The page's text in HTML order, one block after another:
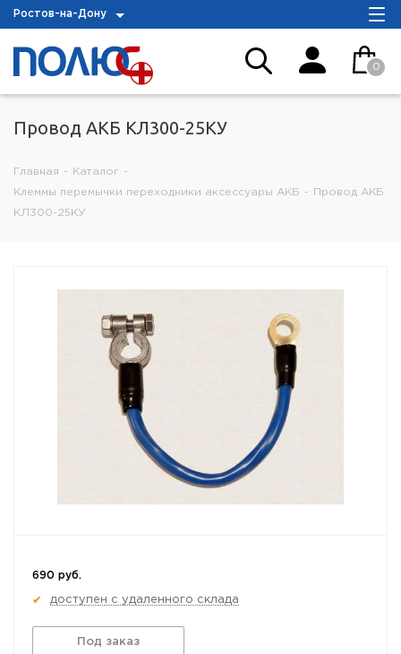
Ростов-на-Дону
0
Провод АКБ КЛ300-25КУ
Главная - Каталог -
Клеммы перемычки переходники аксессуары АКБ - Провод АКБ
КЛ300-25КУ
690 руб.
✔ доступен с удаленного склада
Под заказ